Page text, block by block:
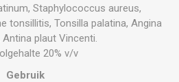
Staphylococcus aureus,
tonsillitis, Tonsilla palatina, Angina
plaut Vincenti.
20% v/v
Gebruik